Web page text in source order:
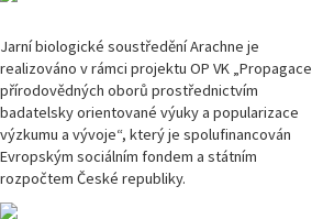
Jarní biologické soustředění Arachne je
realizováno v rámci projektu OP VK „Propagace
přírodovědných oborů prostřednictvím
badatelsky orientované výuky a popularizace
výzkumu a vývoje“, který je spolufinancován
Evropským sociálním fondem a státním
rozpočtem České republiky.